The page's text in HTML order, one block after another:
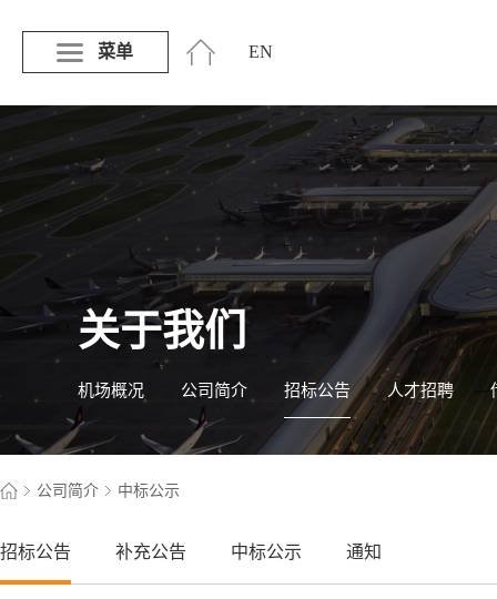
菜单 EN
关于我们
机场概况 公司简介 招标公告 人才招聘
公司简介 中标公示
招标公告 补充公告 中标公示 通知